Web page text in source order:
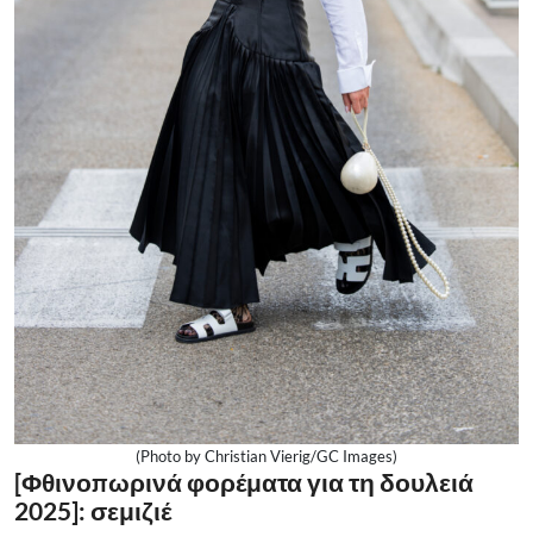
(Photo by Christian Vierig/GC Images)
[Φθινοπωρινά φορέματα για τη δουλειά
2025]: σεμιζιέ